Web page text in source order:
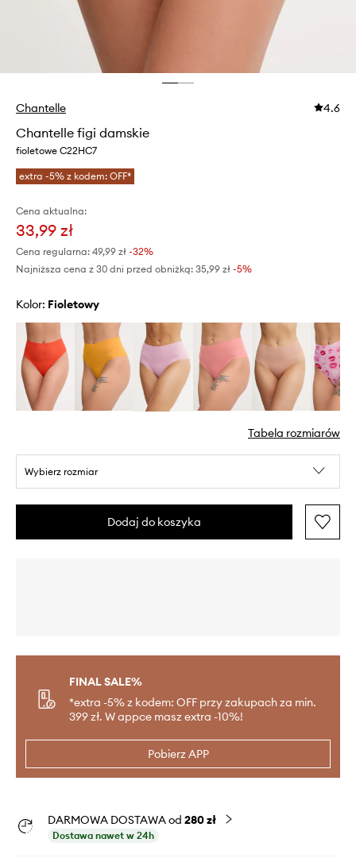
Chantelle 4.6
Chantelle figi damskie
fioletowe C22HC7
extra -5% z kodem: OFF*
Cena aktualna:
33,99 zł
Cena regularna: 49,99 zł -32%
Najniższa cena z 30 dni przed obniżką: 35,99 zł -5%
Kolor: fioletowy
Tabela rozmiarów
Wybierz rozmiar
Dodaj do koszyka
FINAL SALE%
*extra -5% z kodem: OFF przy zakupach za min.
399 zł. W appce masz extra -10%!
Pobierz APP
DARMOWA DOSTAWA od 280 zł
Dostawa nawet w 24h